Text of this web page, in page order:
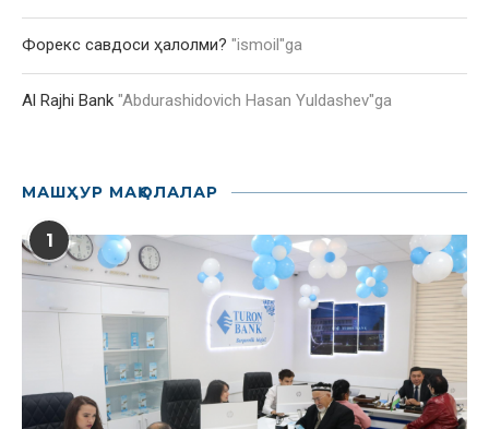
Форекс савдоси ҳалолми? "ismoil"ga
Al Rajhi Bank "Abdurashidovich Hasan Yuldashev"ga
МАШҲУР МАҚОЛАЛАР
1